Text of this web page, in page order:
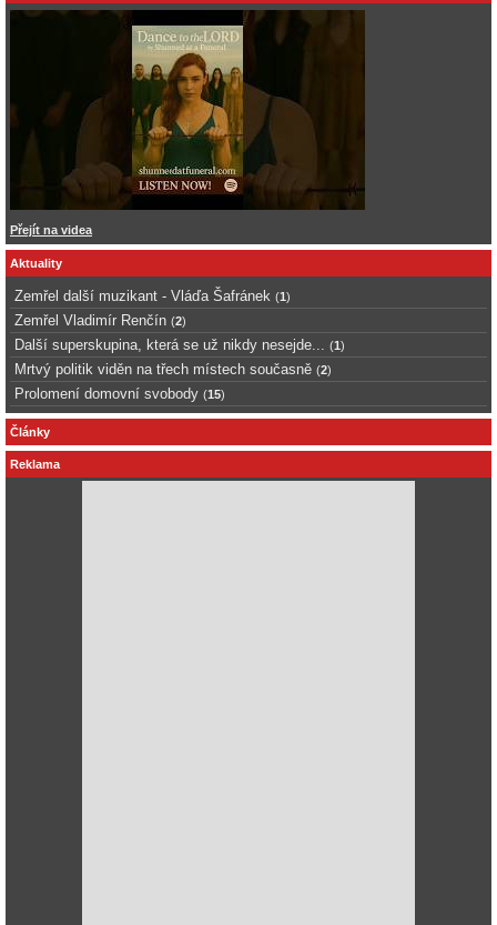
Přejít na videa
Aktuality
Zemřel další muzikant - Vláďa Šafránek (1)
Zemřel Vladimír Renčín (2)
Další superskupina, která se už nikdy nesejde... (1)
Mrtvý politik viděn na třech místech současně (2)
Prolomení domovní svobody (15)
Články
Reklama